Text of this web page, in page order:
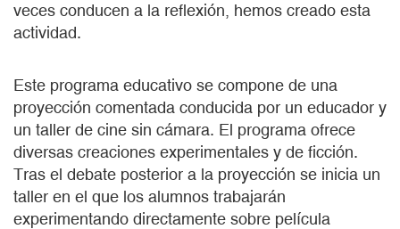
veces conducen a la reflexión, hemos creado esta
actividad.
Este programa educativo se compone de una
proyección comentada conducida por un educador y
un taller de cine sin cámara. El programa ofrece
diversas creaciones experimentales y de ficción.
Tras el debate posterior a la proyección se inicia un
taller en el que los alumnos trabajarán
experimentando directamente sobre película